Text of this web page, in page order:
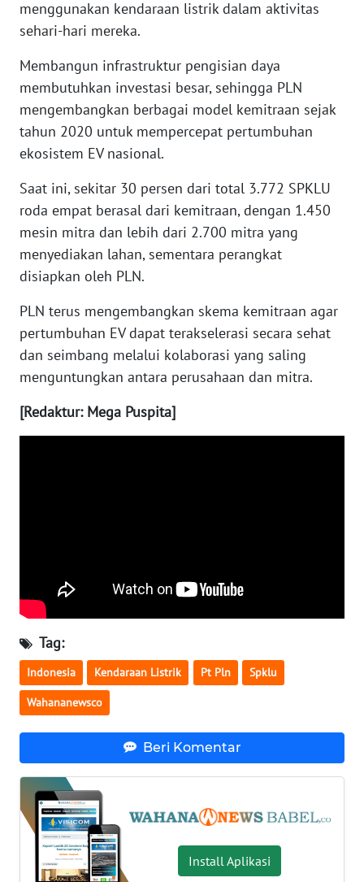
menggunakan kendaraan listrik dalam aktivitas
sehari-hari mereka.
Membangun infrastruktur pengisian daya
membutuhkan investasi besar, sehingga PLN
mengembangkan berbagai model kemitraan sejak
tahun 2020 untuk mempercepat pertumbuhan
ekosistem EV nasional.
Saat ini, sekitar 30 persen dari total 3.772 SPKLU
roda empat berasal dari kemitraan, dengan 1.450
mesin mitra dan lebih dari 2.700 mitra yang
menyediakan lahan, sementara perangkat
disiapkan oleh PLN.
PLN terus mengembangkan skema kemitraan agar
pertumbuhan EV dapat terakselerasi secara sehat
dan seimbang melalui kolaborasi yang saling
menguntungkan antara perusahaan dan mitra.
[Redaktur: Mega Puspita]
Tag:
Indonesia Kendaraan Listrik Pt Pln Spklu
Wahananewsco
Beri Komentar
Install Aplikasi
WN
BENGKULU
WN
LAMPUNG
WN
JATENG
WN
NUSANTARA
WN
JOGJA
WN
JATIM
WN
BALI
WN
WN
KALTIM
WN
WN
GORONTALO
WN
SULUT